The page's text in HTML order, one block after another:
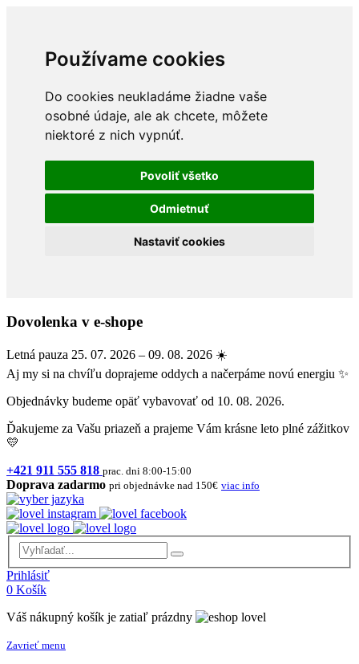
Používame cookies
Do cookies neukladáme žiadne vaše
osobné údaje, ale ak chcete, môžete
niektoré z nich vypnúť.
Povoliť všetko
Odmietnuť
Nastaviť cookies
Dovolenka v e-shope
Letná pauza 25. 07. 2026 – 09. 08. 2026 ☀️
Aj my si na chvíľu doprajeme oddych a načerpáme novú energiu ✨
Objednávky budeme opäť vybavovať od 10. 08. 2026.
Ďakujeme za Vašu priazeň a prajeme Vám krásne leto plné zážitkov
💛
+421 911 555 818 prac. dni 8:00-15:00
Doprava zadarmo pri objednávke nad 150€ viac info
Prihlásiť
0 Košík
Váš nákupný košík je zatiaľ prázdny
Zavrieť menu